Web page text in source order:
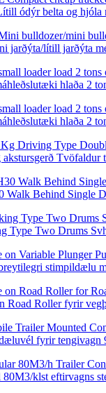
ódýr belta og hjóla
jarðýta/lítill jarðýta
hlaða 2
hlaða 2
Tvöfaldur
Walk Behind Single
Type Two Drums
stimpildælu
Road Roller fyrir
fyrir tengivagn
klst eftirvagns